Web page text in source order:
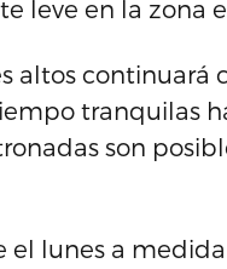
leve en la zona
altos continuará
tranquilas
son
el lunes a